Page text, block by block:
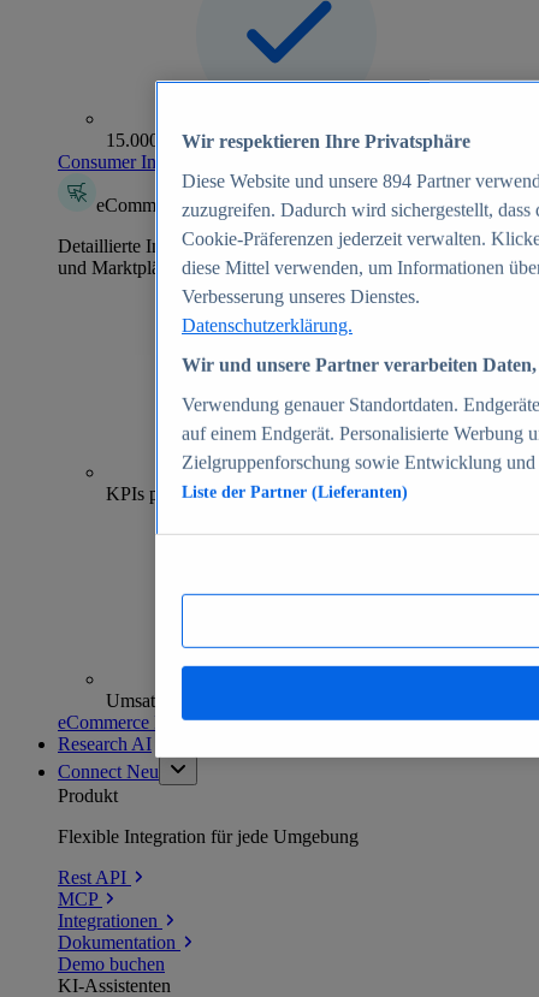
15.000+ Marken
Consumer Insights entdecken
eCommerce Insights
Detaillierte Informationen zu mehr als 39.000 Online-Shops
und Marktplätzen
70+
KPIs pro Shop
Umsatzanalysen und -prognosen
eCommerce Insights entdecken
Research AI
Connect Neu
Produkt
Flexible Integration für jede Umgebung
Rest API
MCP
Integrationen
Dokumentation
Demo buchen
KI-Assistenten
Wir respektieren Ihre Privatsphäre
Diese Website und unsere 894 Partner
zuzugreifen. Dadurch wird sichergestellt,
Cookie-Präferenzen jederzeit verwalten.
diese Mittel verwenden, um Informationen
Verbesserung unseres Dienstes.
Datenschutzerklärung.
Wir und unsere Partner verarbeiten
Verwendung genauer Standortdaten.
auf einem Endgerät. Personalisierte Werbung
Zielgruppenforschung sowie Entwicklung
Liste der Partner (Lieferanten)